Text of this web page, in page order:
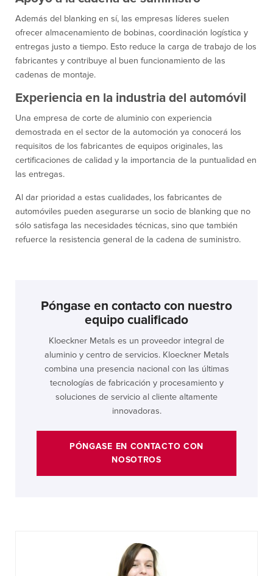
Además del blanking en sí, las empresas líderes suelen
ofrecer almacenamiento de bobinas, coordinación logística y
entregas justo a tiempo. Esto reduce la carga de trabajo de los
fabricantes y contribuye al buen funcionamiento de las
cadenas de montaje.
Experiencia en la industria del automóvil
Una empresa de corte de aluminio con experiencia
demostrada en el sector de la automoción ya conocerá los
requisitos de los fabricantes de equipos originales, las
certificaciones de calidad y la importancia de la puntualidad en
las entregas.
Al dar prioridad a estas cualidades, los fabricantes de
automóviles pueden asegurarse un socio de blanking que no
sólo satisfaga las necesidades técnicas, sino que también
refuerce la resistencia general de la cadena de suministro.
Póngase en contacto con nuestro
equipo cualificado
Kloeckner Metals es un proveedor integral de
aluminio y centro de servicios. Kloeckner Metals
combina una presencia nacional con las últimas
tecnologías de fabricación y procesamiento y
soluciones de servicio al cliente altamente
innovadoras.
PÓNGASE EN CONTACTO CON
NOSOTROS